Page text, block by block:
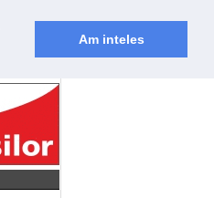
Am inteles